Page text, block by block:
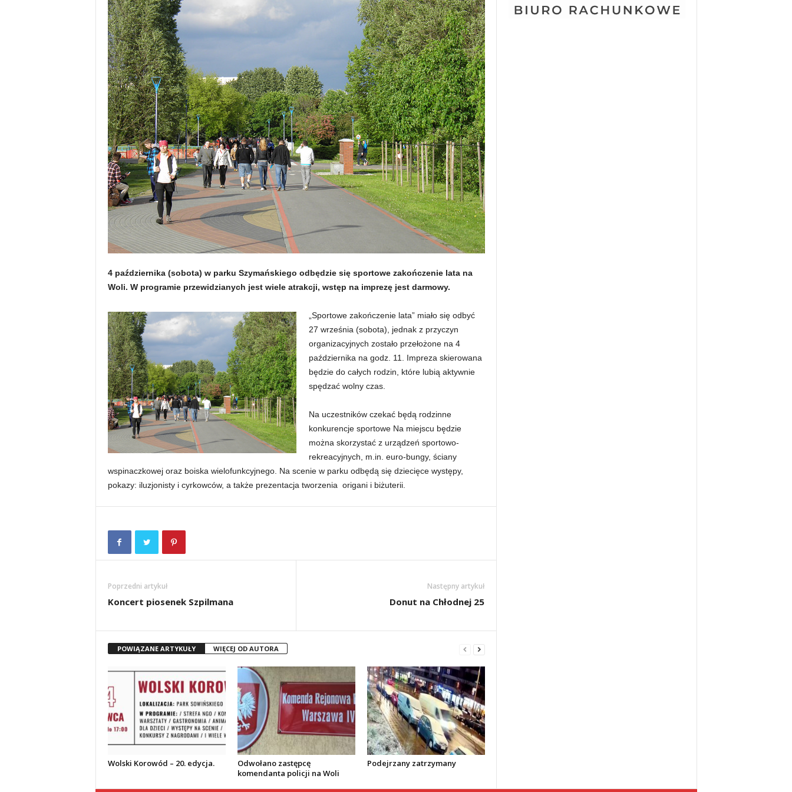
4 października (sobota) w parku Szymańskiego odbędzie się sportowe zakończenie lata na
Woli. W programie przewidzianych jest wiele atrakcji, wstęp na imprezę jest darmowy.
„Sportowe zakończenie lata” miało się odbyć
27 września (sobota), jednak z przyczyn
organizacyjnych zostało przełożone na 4
października na godz. 11. Impreza skierowana
będzie do całych rodzin, które lubią aktywnie
spędzać wolny czas.
Na uczestników czekać będą rodzinne
konkurencje sportowe Na miejscu będzie
można skorzystać z urządzeń sportowo-
rekreacyjnych, m.in. euro-bungy, ściany
wspinaczkowej oraz boiska wielofunkcyjnego. Na scenie w parku odbędą się dziecięce występy,
pokazy: iluzjonisty i cyrkowców, a także prezentacja tworzenia origani i biżuterii.
Poprzedni artykuł
Koncert piosenek Szpilmana
Następny artykuł
Donut na Chłodnej 25
POWIĄZANE ARTYKUŁY WIĘCEJ OD AUTORA
Wolski Korowód – 20. edycja.
Odwołano zastępcę
komendanta policji na Woli
Podejrzany zatrzymany